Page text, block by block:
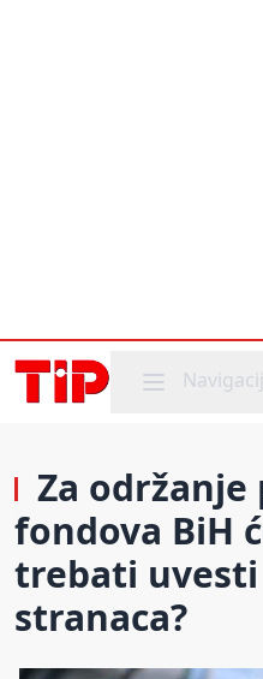
Mobile menu
Za
fondova BiH
trebati uvesti
stranaca?